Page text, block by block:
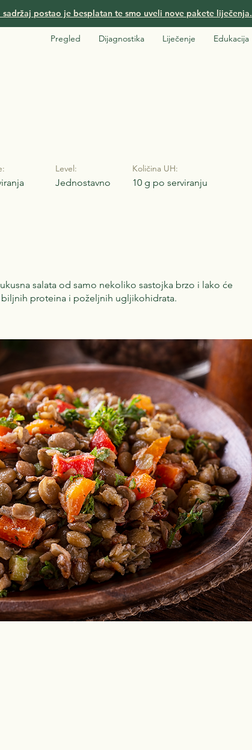
Pregled Dijagnostika Liječenje Edukacija
postao je besplatan te smo uveli nove pakete liječenja.
Level:
Jednostavno
Količina UH:
10 g po serviranju
salata od samo nekoliko sastojka brzo i lako će
proteina i poželjnih ugljikohidrata.